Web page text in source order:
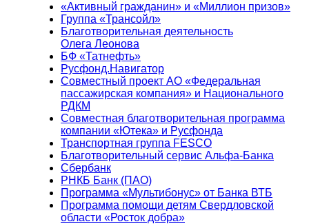
«Активный гражданин» и «Миллион призов»
Группа «Трансойл»
Благотворительная деятельность
Олега Леонова
БФ «Татнефть»
Русфонд.Навигатор
Совместный проект АО «Федеральная
пассажирская компания» и Национального
РДКМ
Совместная благотворительная программа
компании «Ютека» и Русфонда
Транспортная группа FESCO
Благотворительный сервис Альфа-Банка
Сбербанк
РНКБ Банк (ПАО)
Программа «Мультибонус» от Банка ВТБ
Программа помощи детям Свердловской
области «Росток добра»